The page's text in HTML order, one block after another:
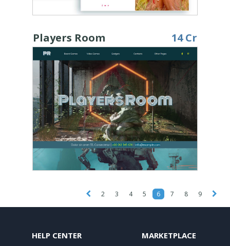
Players Room 14 Cr
2 3 4 5 6 7 8 9
HELP CENTER MARKETPLACE